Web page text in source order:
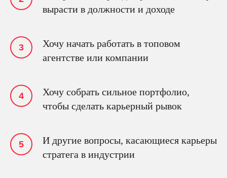
вырасти в должности и доходе
Хочу начать работать в топовом
агентстве или компании
Хочу собрать сильное портфолио,
чтобы сделать карьерный рывок
И другие вопросы, касающиеся карьеры
стратега в индустрии